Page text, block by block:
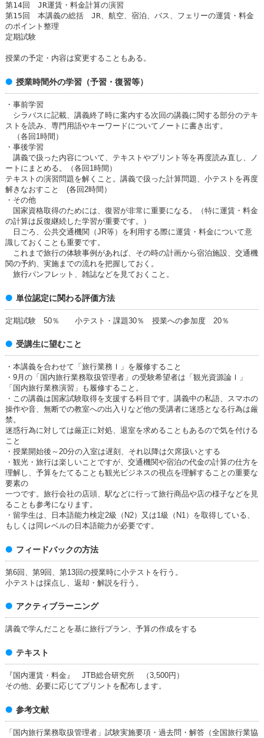
第14回 JR運賃・料金計算の演習
第15回 本講義の総括 JR、航空、宿泊、バス、フェリーの運賃・料金
のポイント整理
定期試験
授業の予定・内容は変更することもある。
授業時間外の学習（予習・復習等）
・事前学習
シラバスに記載、講義終了時に案内する次回の講義に関する部分のテキ
ストを読み、専門用語やキーワードについてノートに書き出す。
（各回1時間）
・事後学習
講義で扱った内容について、テキストやプリント等を再度読み直し、ノ
ートにまとめる。（各回1時間）
テキストの演習問題を解くこと。講義で扱った計算問題、小テストを再度
解きなおすこと (各回2時間）
・その他
国家資格取得のためには、復習が非常に重要になる。（特に運賃・料金
の計算は反復継続した学習が重要です。）
日ごろ、公共交通機関（JR等）を利用する際に運賃・料金について意
識しておくことも重要です。
これまで旅行の体験事例があれば、その時の計画から宿泊施設、交通機
関の予約、実施までの流れを把握しておく。
旅行パンフレット、雑誌などを見ておくこと。
単位認定に関わる評価方法
定期試験 50％ 小テスト・課題30％ 授業への参加度 20％
受講生に望むこと
・本講義を合わせて「旅行業務Ⅰ」を履修すること
・9月の「国内旅行業務取扱管理者」の受験希望者は「観光資源論Ⅰ」
「国内旅行業務演習」も履修すること。
・この講義は国家試験取得を支援する科目です。講義中の私語、スマホの
操作や音、無断での教室への出入りなど他の受講者に迷惑となる行為は厳
禁。
迷惑行為に対しては厳正に対処、退室を求めることもあるので気を付ける
こと
・授業開始後～20分の入室は遅刻、それ以降は欠席扱いとする
・観光・旅行は楽しいことですが、交通機関や宿泊の代金の計算の仕方を
理解し、予算をたてることも観光ビジネスの視点を理解することの重要な
要素の
一つです。旅行会社の店頭、駅などに行って旅行商品や店の様子などを見
ることも参考になります。
・留学生は、日本語能力検定2級（N2）又は1級（N1）を取得している、
もしくは同レベルの日本語能力が必要です。
フィードバックの方法
第6回、第9回、第13回の授業時に小テストを行う。
小テストは採点し、返却・解説を行う。
アクティブラーニング
講義で学んだことを基に旅行プラン、予算の作成をする
テキスト
『国内運賃・料金』 JTB総合研究所 （3,500円）
その他、必要に応じてプリントを配布します。
参考文献
「国内旅行業務取扱管理者」試験実施要項・過去問・解答（全国旅行業協